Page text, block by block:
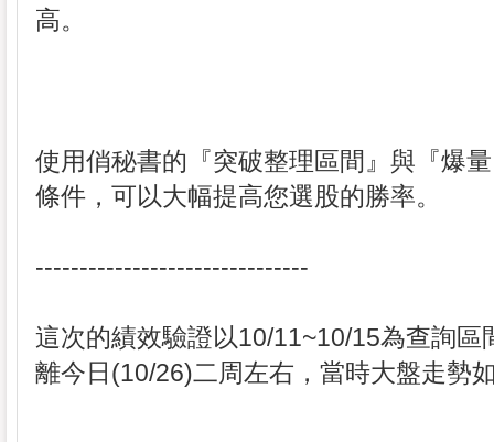
高。
使用俏秘書的『突破整理區間』與『爆
條件，可以大幅提高您選股的勝率。
-------------------------------
這次的績效驗證以10/11~10/15為查詢區
離今日(10/26)二周左右，當時大盤走勢